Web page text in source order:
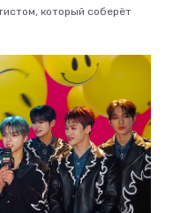
который соберёт